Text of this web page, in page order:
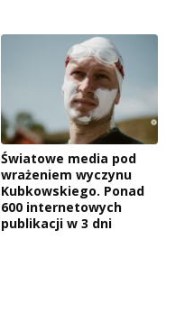
Światowe media pod
wrażeniem wyczynu
Kubkowskiego. Ponad
600 internetowych
publikacji w 3 dni